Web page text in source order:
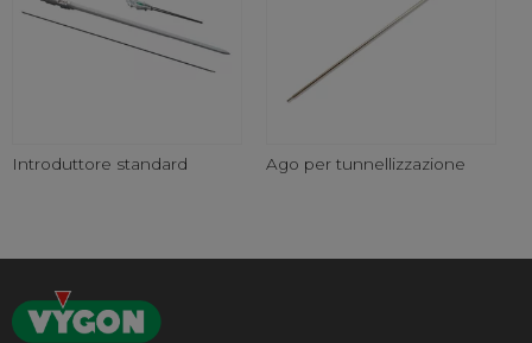
Introduttore standard Ago per tunnellizzazione